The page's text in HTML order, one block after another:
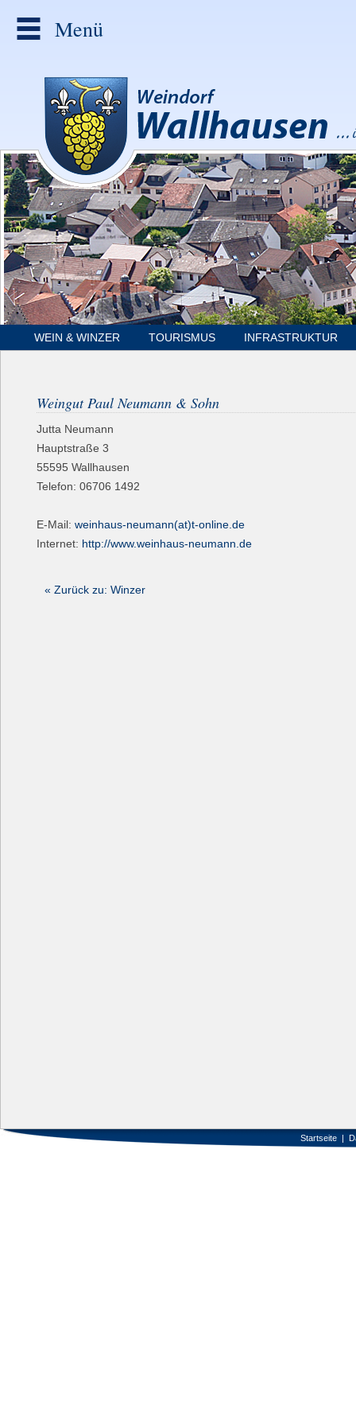
Menü
WEIN & WINZER TOURISMUS INFRASTRUKTUR
Weingut Paul Neumann & Sohn
Jutta Neumann
Hauptstraße 3
55595 Wallhausen
Telefon: 06706 1492
E-Mail: weinhaus-neumann(at)t-online.de
Internet: http://www.weinhaus-neumann.de
« Zurück zu: Winzer
Startseite|